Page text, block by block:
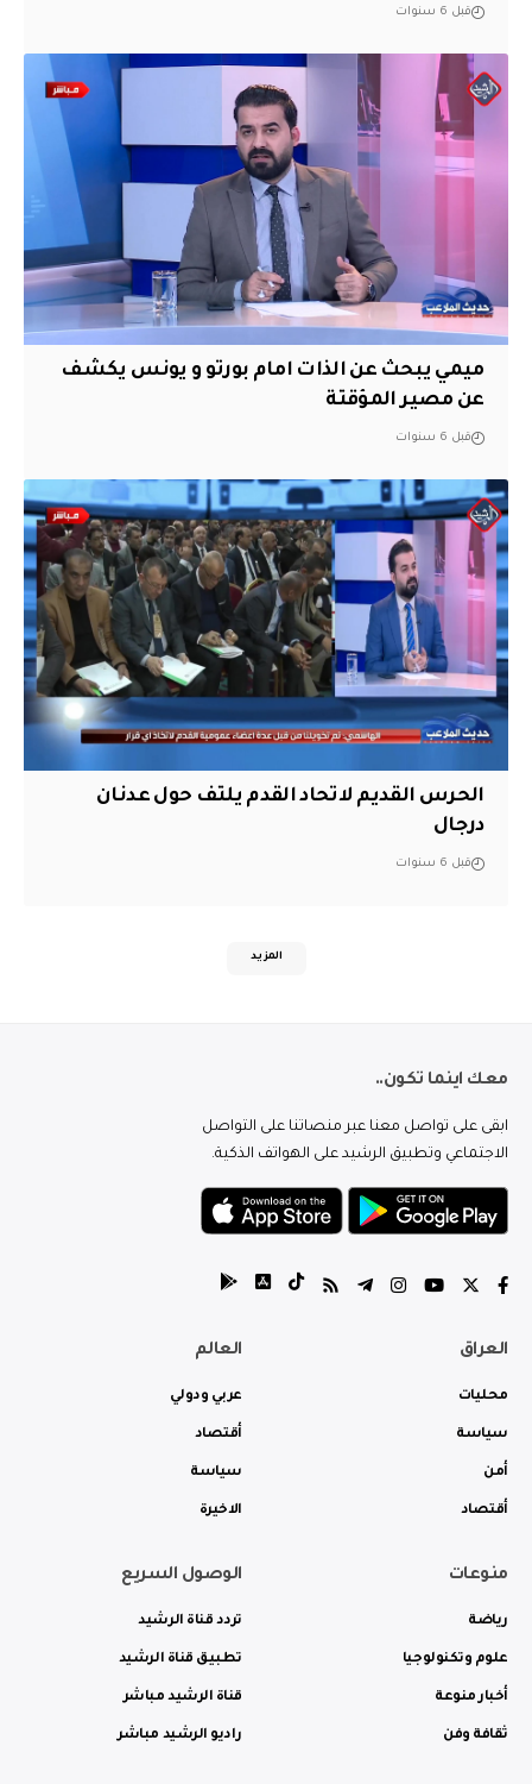
قبل 6 سنوات
ميمي يبحث عن الذات امام بورتو و يونس يكشف
عن مصير المؤقتة
قبل 6 سنوات
الحرس القديم لاتحاد القدم يلتف حول عدنان
درجال
قبل 6 سنوات
المزيد
معك اينما تكون..
ابقى على تواصل معنا عبر منصاتنا على التواصل
الاجتماعي وتطبيق الرشيد على الهواتف الذكية.
العراق
محليات
سياسة
أمن
أقتصاد
العالم
عربي ودولي
أقتصاد
سياسة
الاخيرة
منوعات
رياضة
علوم وتكنولوجيا
أخبار منوعة
ثقافة وفن
الوصول السريع
تردد قناة الرشيد
تطبيق قناة الرشيد
قناة الرشيد مباشر
راديو الرشيد مباشر